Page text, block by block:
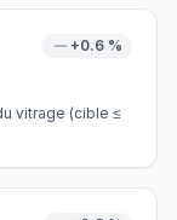
+0.6 %
vitrage (cible ≤